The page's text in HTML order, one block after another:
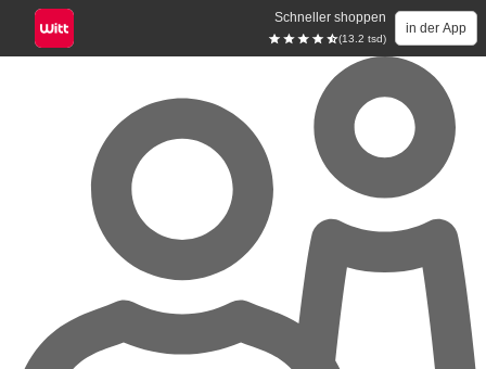
Schneller shoppen
(13.2 tsd)
in der App